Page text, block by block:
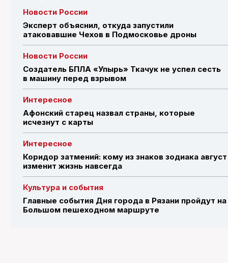
Новости России
Эксперт объяснил, откуда запустили
атаковавшие Чехов в Подмосковье дроны
Новости России
Создатель БПЛА «Упырь» Ткачук не успел сесть
в машину перед взрывом
Интересное
Афонский старец назвал страны, которые
исчезнут с карты
Интересное
Коридор затмений: кому из знаков зодиака август
изменит жизнь навсегда
Культура и события
Главные события Дня города в Рязани пройдут на
Большом пешеходном маршруте